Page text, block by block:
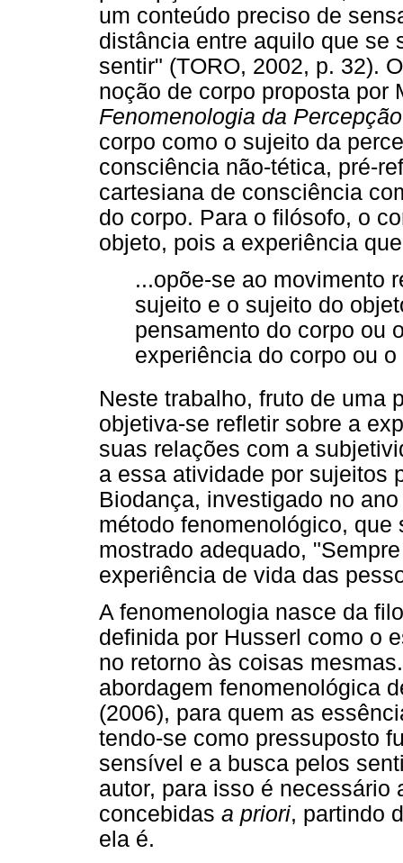
um conteúdo preciso de
distância entre aquilo que se
sentir" (TORO, 2002, p. 32).
noção de corpo proposta por
Fenomenologia da Percepção
corpo como o sujeito da
consciência não-tética, pré-
cartesiana de consciência
do corpo. Para o filósofo, o
objeto, pois a experiência
...opõe-se ao movimento
sujeito e o sujeito do
pensamento do corpo ou
experiência do corpo ou
Neste trabalho, fruto de uma
objetiva-se refletir sobre a
suas relações com a
a essa atividade por sujeitos
Biodança, investigado no
método fenomenológico,
mostrado adequado,
experiência de vida das
A fenomenologia nasce da
definida por Husserl como o
no retorno às coisas
abordagem fenomenológica
(2006), para quem as
tendo-se como pressuposto
sensível e a busca pelos
autor, para isso é
concebidas a priori, partindo
ela é.